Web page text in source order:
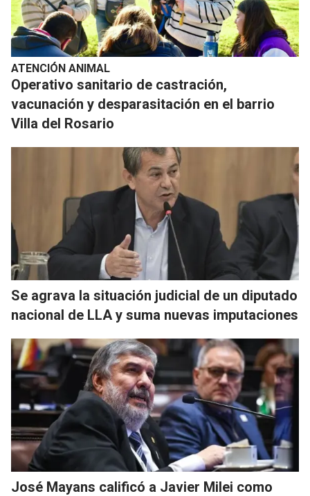
ATENCIÓN ANIMAL
Operativo sanitario de castración,
vacunación y desparasitación en el barrio
Villa del Rosario
Se agrava la situación judicial de un diputado
nacional de LLA y suma nuevas imputaciones
José Mayans calificó a Javier Milei como